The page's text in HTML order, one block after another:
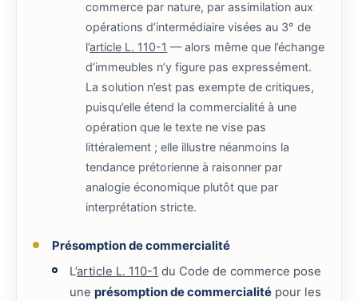
commerce par nature, par assimilation aux
opérations d’intermédiaire visées au 3° de
l’article L. 110-1 — alors même que l’échange
d’immeubles n’y figure pas expressément.
La solution n’est pas exempte de critiques,
puisqu’elle étend la commercialité à une
opération que le texte ne vise pas
littéralement ; elle illustre néanmoins la
tendance prétorienne à raisonner par
analogie économique plutôt que par
interprétation stricte.
Présomption de commercialité
L’article L. 110-1 du Code de commerce pose
uneprésomption de commercialité pour les